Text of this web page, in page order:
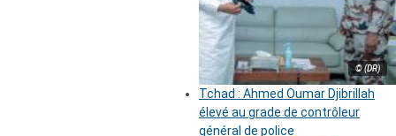
© (DR)
Tchad : Ahmed Oumar Djibrillah
élevé au grade de contrôleur
général de police